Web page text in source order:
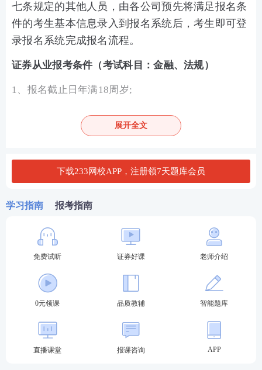
七条规定的其他人员，由各公司预先将满足报名条
件的考生基本信息录入到报名系统后，考生即可登
录报名系统完成报名流程。
证券从业报考条件（考试科目：金融、法规）
1、报名截止日年满18周岁;
2、取得国务院教育行政部门认可的大专及以上学历；
3、或具有高中或相当于高中文化程度，且具有三十六
4、或证券公司、证券投资咨询公司等证券行业机构已
证券专项报考条件（科目：投顾、保代、分析师
，或符合《
证券公司董事、监事、高级管理人员及
从业人员管理规则
第十条规定的相关人员,可报名参
加专项业务水平评价测试。
若仍不确定自己是否符合证券报名要求，可输入【学
展开全文
下载233网校APP，注册领7天题库会员
学习指南 报考指南
免费试听 证券好课 老师介绍
0元领课 品质教辅 智能题库
直播课堂 报课咨询 APP